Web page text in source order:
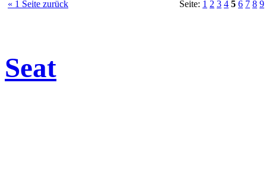
« 1 Seite zurück Seite: 1 2 3 4 5 6 7 8 9
Seat